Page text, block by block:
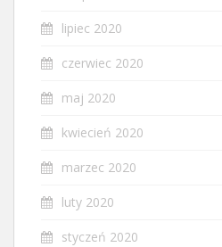
lipiec 2020
czerwiec 2020
maj 2020
kwiecień 2020
marzec 2020
luty 2020
styczeń 2020